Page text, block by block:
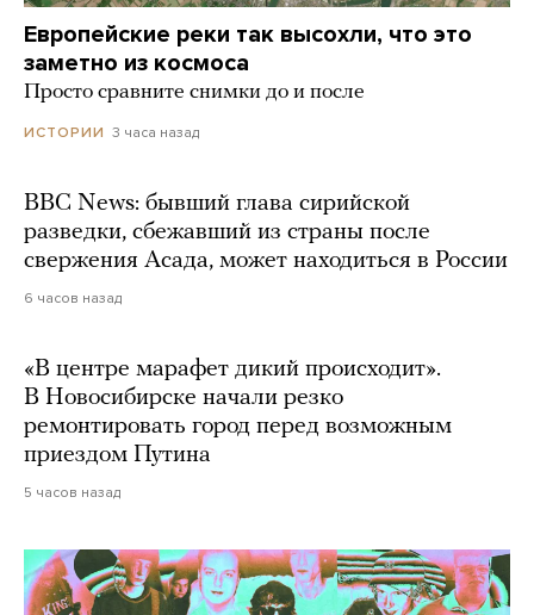
Европейские реки так высохли, что это
заметно из космоса
Просто сравните снимки до и после
ИСТОРИИ 3 часа назад
BBC News: бывший глава сирийской
разведки, сбежавший из страны после
свержения Асада, может находиться в России
6 часов назад
«В центре марафет дикий происходит».
В Новосибирске начали резко
ремонтировать город перед возможным
приездом Путина
5 часов назад